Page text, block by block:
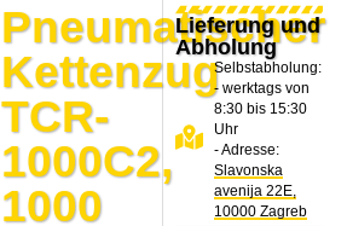
Pneumatischer
Kettenzug
TCR-
1000C2,
1000
Lieferung und
Abholung
Selbstabholung:
- werktags von
8:30 bis 15:30
Uhr
- Adresse:
Slavonska
avenija 22E,
10000 Zagreb